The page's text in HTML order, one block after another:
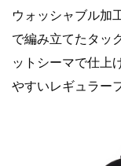
ウォッシャブル加
で編み立てたタッ
ットシーマで仕上
やすいレギュラー